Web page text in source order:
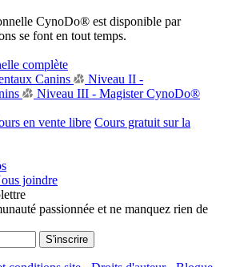
CynoDo® est disponible par
se font en tout temps.
complète
Canins
Niveau II -
Niveau III - Magister CynoDo®
en vente libre Cours gratuit sur la
joindre
passionnée et ne manquez rien de
S'inscrire